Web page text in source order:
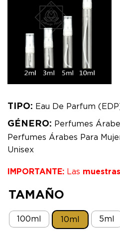
TIPO: Eau De Parfum
GÉNERO: Perfumes
Perfumes Árabes Para
Unisex
IMPORTANTE: Las muestras
TAMAÑO
100ml 10ml 5ml